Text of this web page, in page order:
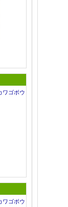
ワゴボウ
ワゴボウ